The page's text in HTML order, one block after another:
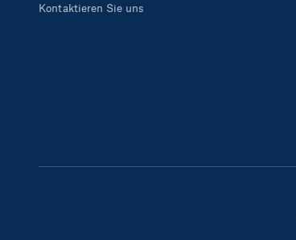
Kontaktieren Sie uns